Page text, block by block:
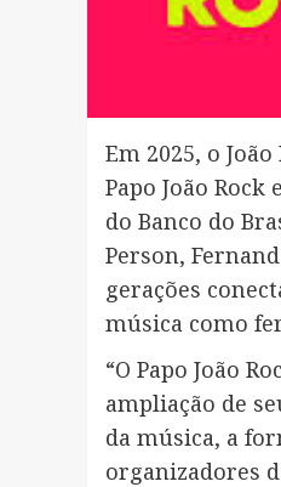
Em 2025, o
Papo João
do Banco do
Person,
gerações
música como
“O Papo João
ampliação de
da música, a
organizadores